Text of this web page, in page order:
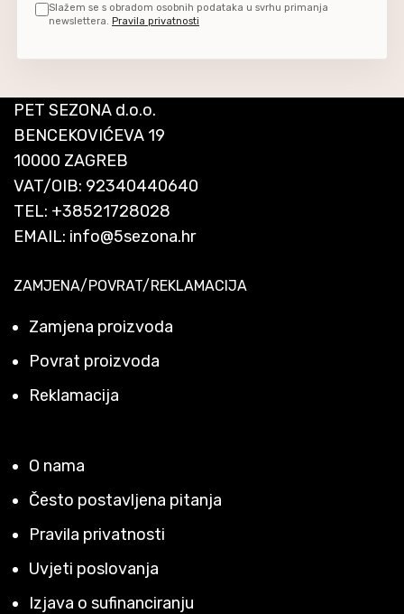
Slažem se s obradom osobnih podataka u svrhu primanja
newslettera. Pravila privatnosti
PET SEZONA d.o.o.
BENCEKOVIĆEVA 19
10000 ZAGREB
VAT/OIB: 92340440640
TEL: +38521728028
EMAIL: info@5sezona.hr
ZAMJENA/POVRAT/REKLAMACIJA
Zamjena proizvoda
Povrat proizvoda
Reklamacija
O nama
Često postavljena pitanja
Pravila privatnosti
Uvjeti poslovanja
Izjava o sufinanciranju